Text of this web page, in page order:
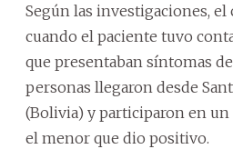
Según las investigaciones,
cuando el paciente tuvo
que presentaban síntomas
personas llegaron desde
(Bolivia) y participaron en
el menor que dio positivo.